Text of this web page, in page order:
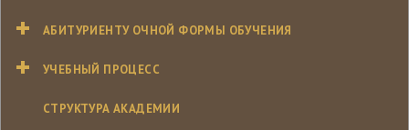
АБИТУРИЕНТУ ОЧНОЙ ФОРМЫ ОБУЧЕНИЯ
УЧЕБНЫЙ ПРОЦЕСС
СТРУКТУРА АКАДЕМИИ